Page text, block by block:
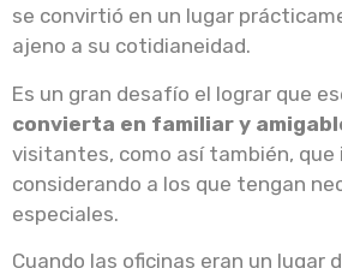
se convirtió en un lugar
ajeno a su cotidianeidad.
Es un gran desafío el lograr que
convierta en familiar y
visitantes, como así también, que
considerando a los que tengan
especiales.
Cuando las oficinas eran un lugar